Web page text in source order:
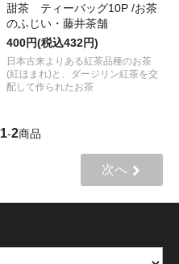
甜茶 ティーバッグ10P /お茶
のふじい・藤井茶舗
400円(税込432円)
日本古来よりある紅茶品種のお茶
(紅ほまれ)と、ダージリン紅茶を交
配して作られたお茶
1-2商品
次へ